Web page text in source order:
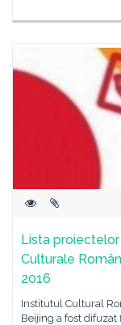
Lista
Culturale
2016
Institutul Cultural
Beijing a fost